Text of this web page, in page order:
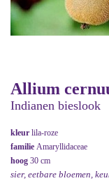
Allium
Indianen bieslook
kleur lila-roze
familie Amaryllidaceae
hoog 30 cm
sier, eetbare bloemen,